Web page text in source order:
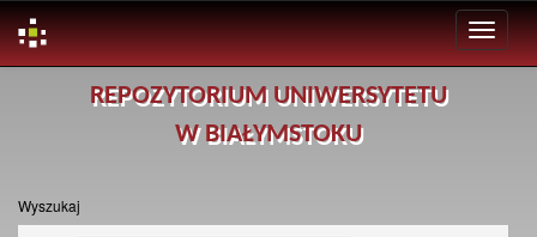
REPOZYTORIUM UNIWERSYTETU
W BIAŁYMSTOKU
Wyszukaj